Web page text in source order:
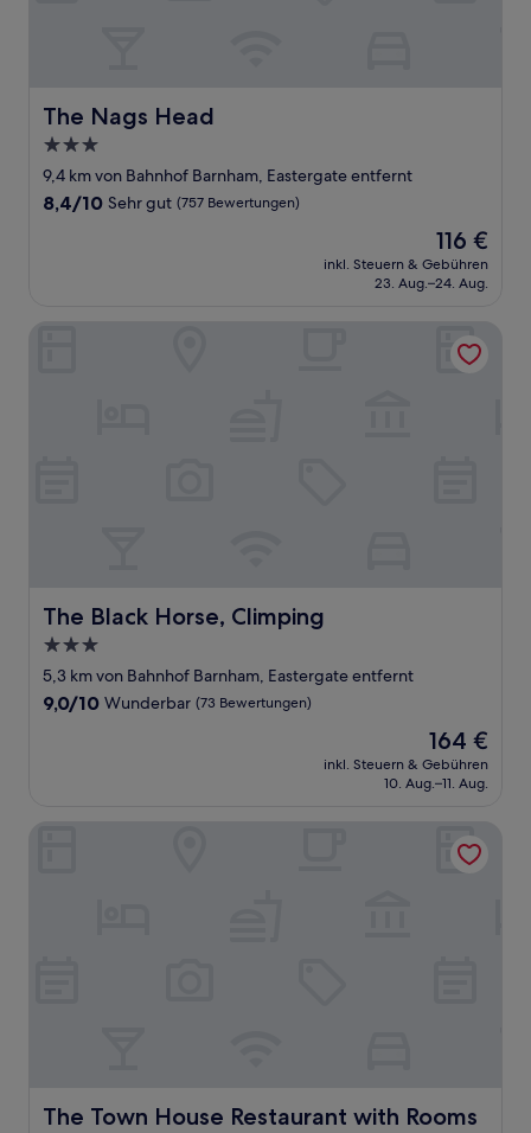
The Nags Head
The Nags Head
3.0-
Sterne-
Unterkunft
9,4 km von Bahnhof Barnham, Eastergate entfernt
8.4
Bewertungen)
8,4/10 Sehr gut (757 Bewertungen)
Der
Preis
beträgt
116 €
inkl. Steuern & Gebühren
23. Aug.–24. Aug.
The Black Horse, Climping
The Black Horse, Climping
3.0-
Sterne-
Unterkunft
5,3 km von Bahnhof Barnham, Eastergate entfernt
9.0
9,0/10 Wunderbar (73 Bewertungen)
Der
Preis
beträgt
164 €
inkl. Steuern & Gebühren
10. Aug.–11. Aug.
The Town House Restaurant with Rooms
The Town House Restaurant with Rooms